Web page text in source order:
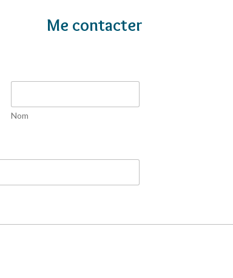
Me contacter
Nom